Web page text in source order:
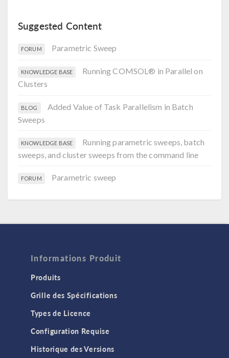
Suggested Content
FORUM Parametric Sweep
KNOWLEDGE BASE
Running COMSOL® in Parallel on
Clusters
BLOG
Added Value of Task Parallelism in Batch
Sweeps
KNOWLEDGE BASE
Running parametric sweeps, batch
sweeps, and cluster sweeps from the command line
FORUM Parametric sweep
Informations Produit
Produits
Grille des Spécifications
Types de Licence
Configuration Requise
Historique des Versions